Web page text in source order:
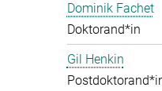
Dominik Fachet
Doktorand*in
Gil Henkin